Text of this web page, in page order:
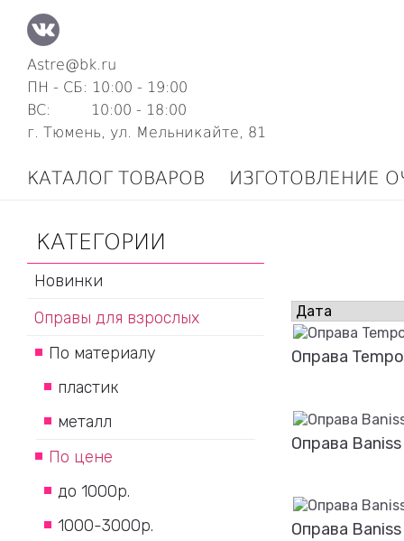
Astre@bk.ru
ПН - СБ: 10:00 - 19:00
ВС: 10:00 - 18:00
г. Тюмень, ул. Мельникайте, 81
КАТАЛОГ ТОВАРОВ ИЗГОТОВЛЕНИЕ
Оправа Tempo
Оправа Baniss
Оправа Baniss
КАТЕГОРИИ
Новинки
Оправы для взрослых
По материалу
пластик
металл
По цене
до 1000р.
1000-3000р.